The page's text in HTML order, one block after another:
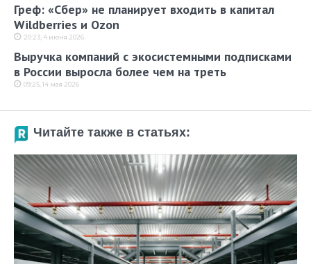
Греф: «Сбер» не планирует входить в капитал
Wildberries и Ozon
20:23, 4 июня 2026
Выручка компаний с экосистемными подписками
в России выросла более чем на треть
09:25, 14 мая 2026
Читайте также в статьях: